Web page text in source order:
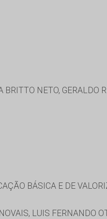
NETO, GERALDO
BÁSICA E DE
LUIS FERNANDO